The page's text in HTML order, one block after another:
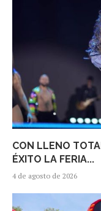
CON LLENO
ÉXITO LA FERIA...
4 de agosto de 2026